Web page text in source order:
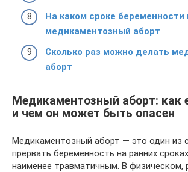
На каком сроке
медикаментозный аборт
Сколько раз можно делать
аборт
Медикаментозный аборт: как
и чем он может быть опасен
Медикаментозный аборт — это один из
прервать беременность на ранних
наименее травматичным. В физическом,